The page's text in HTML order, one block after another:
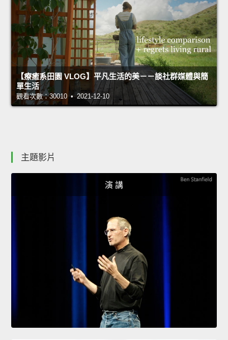
【療癒系田園 VLOG】平凡生活的美－－談社群媒體與簡
單生活
觀看次數：30010 • 2021-12-10
主題影片
演 講